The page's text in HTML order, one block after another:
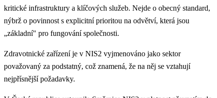
kritické infrastruktury a klíčových služeb. Nejde o obecný standard,
nýbrž o povinnost s explicitní prioritou na odvětví, která jsou
„základní" pro fungování společnosti.
Zdravotnické zařízení je v NIS2 vyjmenováno jako sektor
považovaný za podstatný, což znamená, že na něj se vztahují
nejpřísnější požadavky.